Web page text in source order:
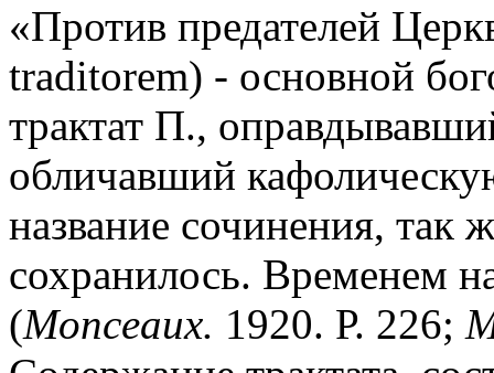
«Против предателей
traditorem) - основной
трактат П.,
обличавший
название сочинения, так
сохранилось. Временем
(Monceaux. 1920. Р. 226;